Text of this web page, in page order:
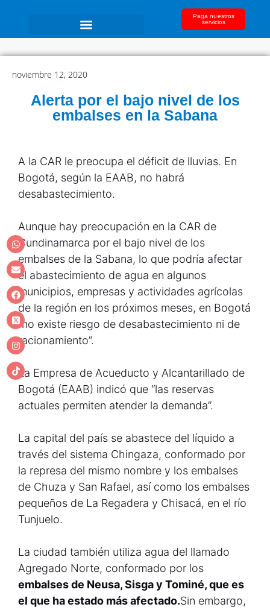
Paga nuestros
servicios
noviembre 12, 2020
Alerta por el bajo nivel de los
embalses en la Sabana
A la CAR le preocupa el déficit de lluvias. En
Bogotá, según la EAAB, no habrá
desabastecimiento.
Aunque hay preocupación en la CAR de
Cundinamarca por el bajo nivel de los
embalses de la Sabana, lo que podría afectar
el abastecimiento de agua en algunos
municipios, empresas y actividades agrícolas
de la región en los próximos meses, en Bogotá
“no existe riesgo de desabastecimiento ni de
racionamiento”.
La Empresa de Acueducto y Alcantarillado de
Bogotá (EAAB) indicó que “las reservas
actuales permiten atender la demanda”.
La capital del país se abastece del líquido a
través del sistema Chingaza, conformado por
la represa del mismo nombre y los embalses
de Chuza y San Rafael, así como los embalses
pequeños de La Regadera y Chisacá, en el río
Tunjuelo.
La ciudad también utiliza agua del llamado
Agregado Norte, conformado por los
embalses de Neusa, Sisga y Tominé, que es
el que ha estado más afectado.Sin embargo,